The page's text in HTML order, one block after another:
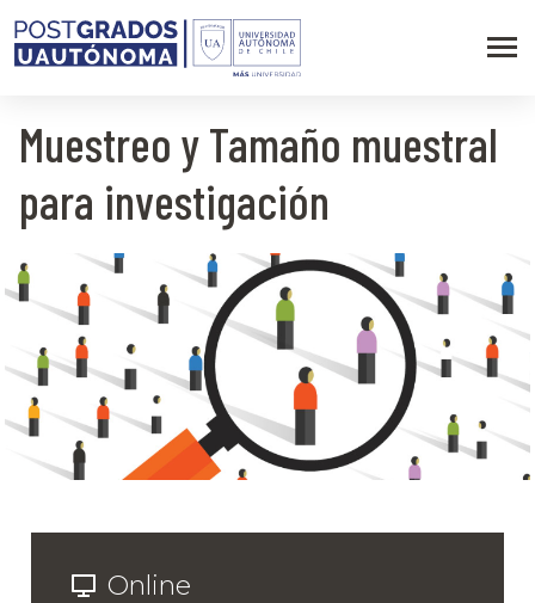
Muestreo y Tamaño muestral
para investigación
Online